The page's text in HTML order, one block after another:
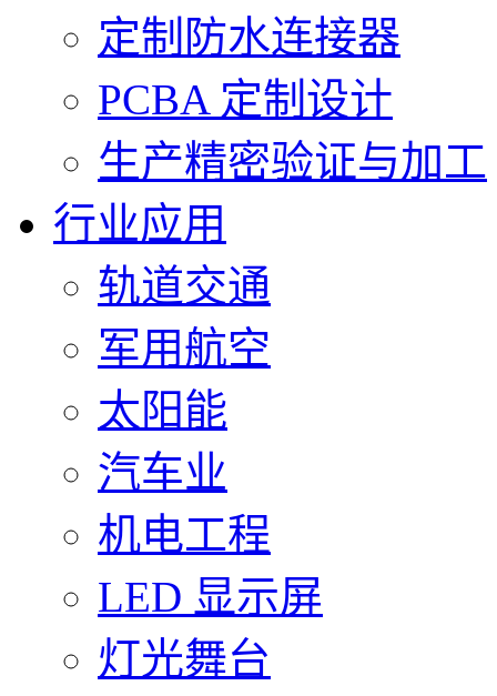
定制防水连接器
PCBA 定制设计
生产精密验证与加工
行业应用
轨道交通
军用航空
太阳能
汽车业
机电工程
LED 显示屏
灯光舞台